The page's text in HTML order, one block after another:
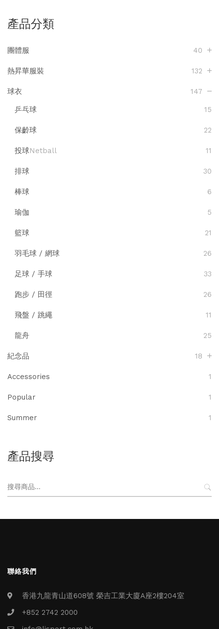
產品分類
團體服 40
熱昇華服裝 132
球衣 147
乒乓球 15
保齡球 22
投球Netball 11
排球 30
棒球 6
瑜伽 5
籃球 21
羽毛球 / 網球 26
足球 / 手球 33
跑步 / 田徑 26
飛盤 / 跳繩 11
龍舟 25
紀念品 18
Accessories 1
Popular 1
Summer 1
產品搜尋
搜
尋
聯絡我們
香港九龍青山道608號 榮吉工業大廈A座2樓204室
+852 2742 2000